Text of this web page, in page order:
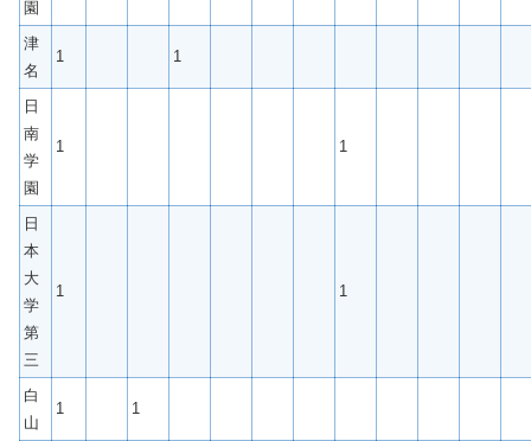
園
津
名
1 1
日
南
学
園
1 1
日
本
大
学
第
三
1 1
白
山
1 1